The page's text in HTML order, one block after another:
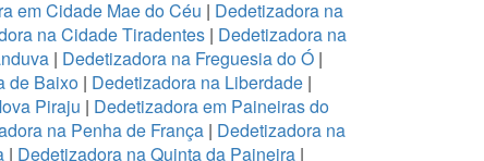
em Cidade Mae do Céu | Dedetizadora na
na Cidade Tiradentes| Dedetizadora na
| Dedetizadora na Freguesia do Ó |
de Baixo | Dedetizadora na Liberdade |
Piraju | Dedetizadora em Paineiras do
na Penha de França | Dedetizadora na
| Dedetizadora na Quinta da Paineira |